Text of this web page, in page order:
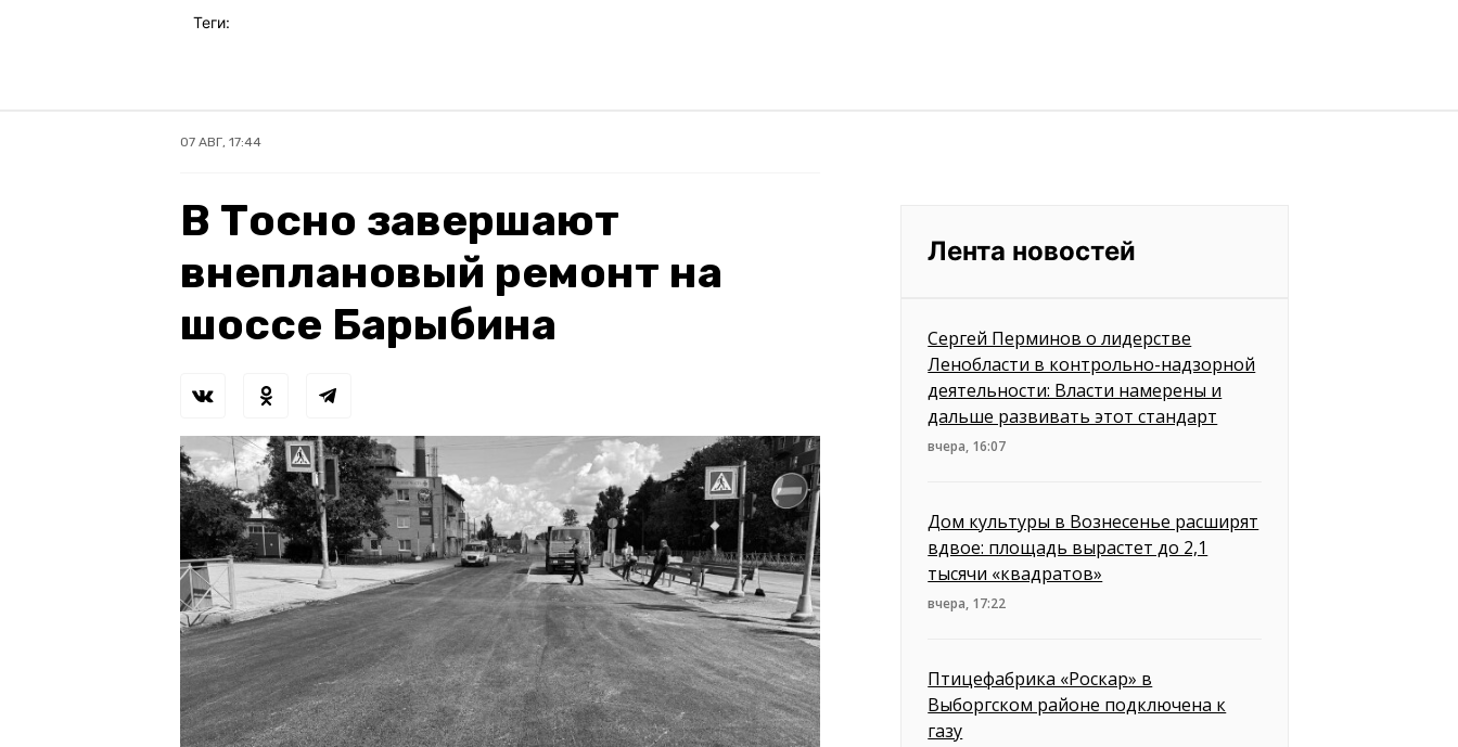
Теги:
07 АВГ, 17:44
В Тосно завершают
внеплановый ремонт на
шоссе Барыбина
Лента новостей
Сергей Перминов о лидерстве
Ленобласти в контрольно-надзорной
деятельности: Власти намерены и
дальше развивать этот стандарт
вчера, 16:07
Дом культуры в Вознесенье расширят
вдвое: площадь вырастет до 2,1
тысячи «квадратов»
вчера, 17:22
Птицефабрика «Роскар» в
Выборгском районе подключена к
газу